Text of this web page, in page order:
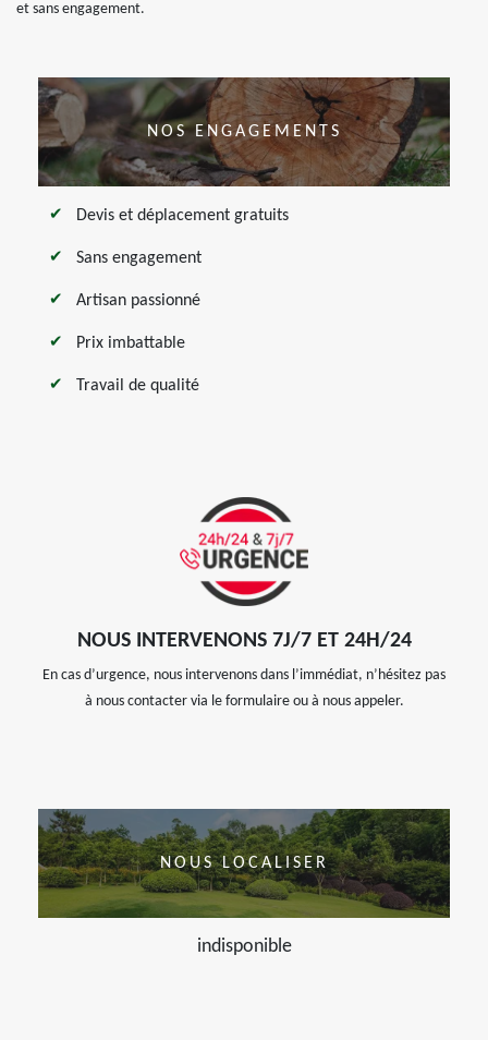
et sans engagement.
NOS ENGAGEMENTS
Devis et déplacement gratuits
Sans engagement
Artisan passionné
Prix imbattable
Travail de qualité
NOUS INTERVENONS 7J/7 ET 24H/24
En cas d’urgence, nous intervenons dans l’immédiat, n’hésitez pas
à nous contacter via le formulaire ou à nous appeler.
NOUS LOCALISER
indisponible